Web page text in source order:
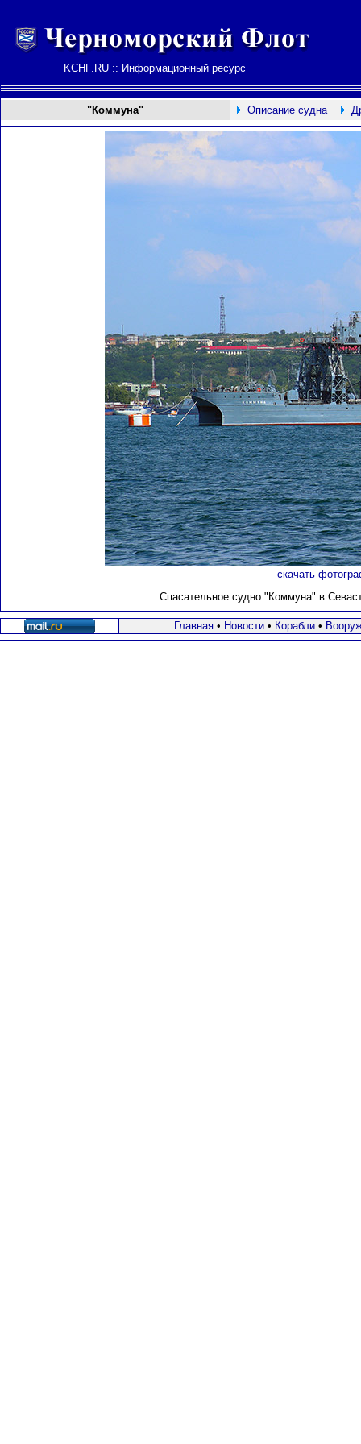
KCHF.RU :: Информационный ресурс
"Коммуна" Описание судна
скачать
Спасательное судно "Коммуна" в
Главная• Новости• Корабли•